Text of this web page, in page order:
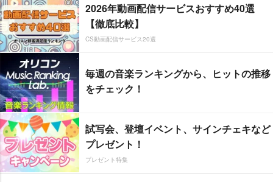
2026年動画配信サービスおすすめ40選
【徹底比較】
CS動画配信サービス20選
毎週の音楽ランキングから、ヒットの推移
をチェック！
試写会、登壇イベント、サインチェキなど
プレゼント！
プレゼント特集